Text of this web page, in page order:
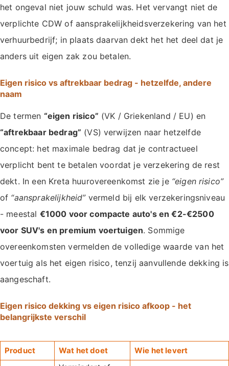
het ongeval niet jouw schuld was. Het vervangt niet de
verplichte CDW of aansprakelijkheidsverzekering van het
verhuurbedrijf; in plaats daarvan dekt het het deel dat je
anders uit eigen zak zou betalen.
Eigen risico vs aftrekbaar bedrag - hetzelfde, andere
naam
De termen “eigen risico” (VK / Griekenland / EU) en
“aftrekbaar bedrag” (VS) verwijzen naar hetzelfde
concept: het maximale bedrag dat je contractueel
verplicht bent te betalen voordat je verzekering de rest
dekt. In een Kreta huurovereenkomst zie je “eigen risico”
of “aansprakelijkheid”vermeld bij elk verzekeringsniveau
- meestal €1000 voor compacte auto's en €2-€2500
voor SUV's en premium voertuigen. Sommige
overeenkomsten vermelden de volledige waarde van het
voertuig als het eigen risico, tenzij aanvullende dekking is
aangeschaft.
Eigen risico dekking vs eigen risico afkoop - het
belangrijkste verschil
Product Wat het doet Wie het levert